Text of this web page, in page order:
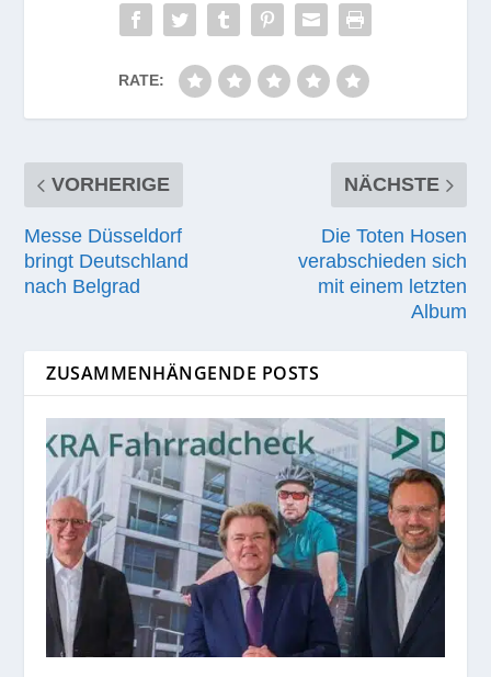
RATE:
VORHERIGE
Messe Düsseldorf
bringt Deutschland
nach Belgrad
NÄCHSTE
Die Toten Hosen
verabschieden sich
mit einem letzten
Album
ZUSAMMENHÄNGENDE POSTS